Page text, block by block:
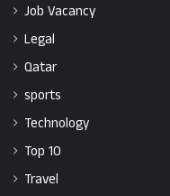
Job Vacancy
Legal
Qatar
sports
Technology
Top 10
Travel